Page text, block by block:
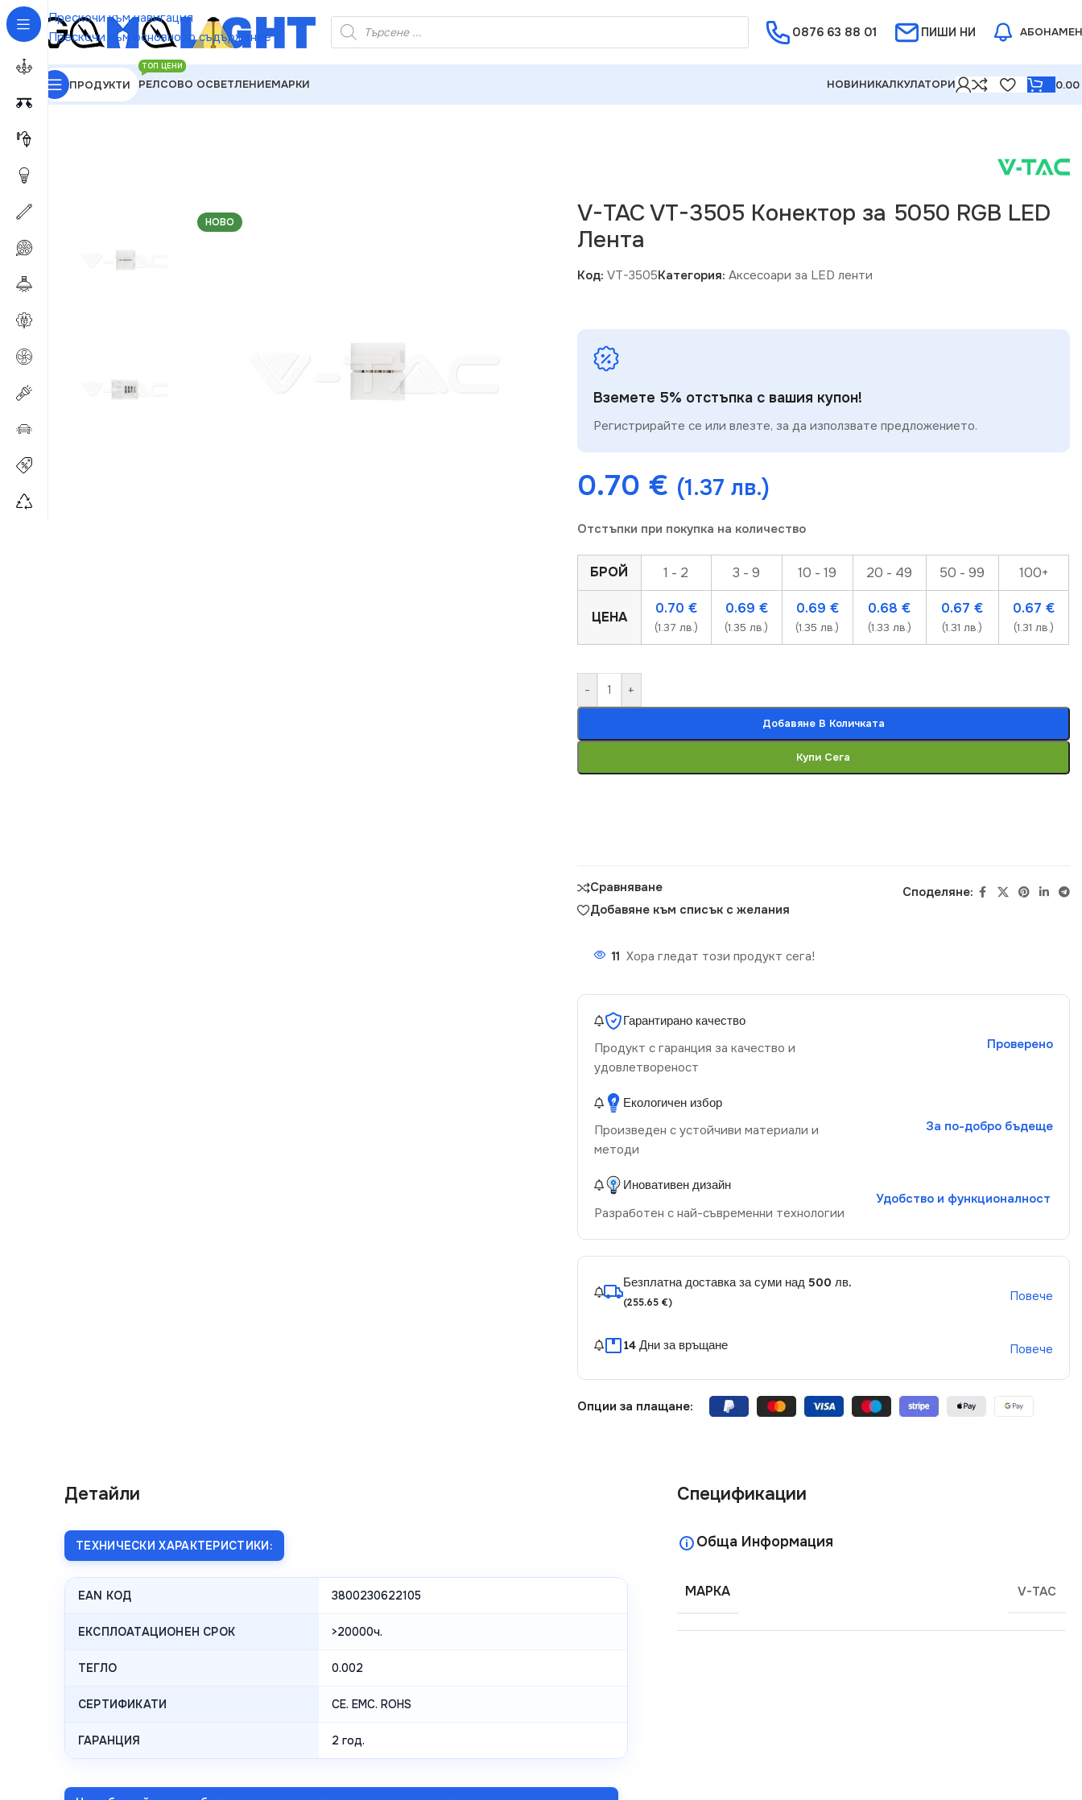
Прескочи към навигация
Прескочи към основното съдържание
ХЕЙ ТИ! РЕГИСТРИРАЙ СЕ И ВЗЕМИ КУПОН ЗА НАМАЛЕНИЕ ОТ 5% 0876 63 88 01 ПИШИ НИ
ПРОДУКТИ РЕЛСОВО ОСВЕТЛЕНИЕ
ТОП ЦЕНИ
МАРКИ НОВИНИКАЛКУЛАТОРИ 0.00
GAMALIGHT»
НОВО
V-TAC VT-3505 Kонектор за 5050 RGB LED
Лента
Код: VT-3505Категория: Аксесоари за LED ленти
Вземете 5% отстъпка с вашия купон!
Регистрирайте се или влезте, за да използвате предложението.
0.70 € (1.37 лв.)
Отстъпки при покупка на количество
БРОЙ 1 - 2 3 - 9 10 - 19 20 - 49 50 - 99 100+
ЦЕНА
0.70 €
(1.37 лв.)
0.69 €
(1.35 лв.)
0.69 €
(1.35 лв.)
0.68€
(1.33 лв.)
0.67€
(1.31 лв.)
0.67 €
(1.31 лв.)
- +
Добавяне В Количката
Купи Сега
Сравняване
Добавяне към списък с желания
Споделяне:
11 Хора гледат този продукт сега!
Гарантирано качество
Продукт с гаранция за качество и
удовлетвореност
Проверено
Екологичен избор
Произведен с устойчиви материали и
методи
За по-добро бъдеще
Иновативен дизайн
Разработен с най-съвременни технологии
Удобство и функционалност
Безплатна доставка за суми над 500 лв.
(255.65 €) Повече
14 Дни за връщане Повече
Опции за плащане:
Детайли
ТЕХНИЧЕСКИ ХАРАКТЕРИСТИКИ:
EAN КОД 3800230622105
ЕКСПЛОАТАЦИОНЕН СРОК >20000ч.
ТЕГЛО 0.002
СЕРТИФИКАТИ CE. EMC. ROHS
ГАРАНЦИЯ 2 год.
Спецификации
Обща Информация
МАРКА V-TAC